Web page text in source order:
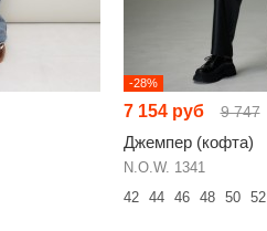
-28%
7 154 руб 9 747
Джемпер (кофта)
N.O.W. 1341
42
44 46 48 50 52